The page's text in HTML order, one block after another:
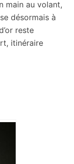
main au volant,
désormais à
reste
itinéraire